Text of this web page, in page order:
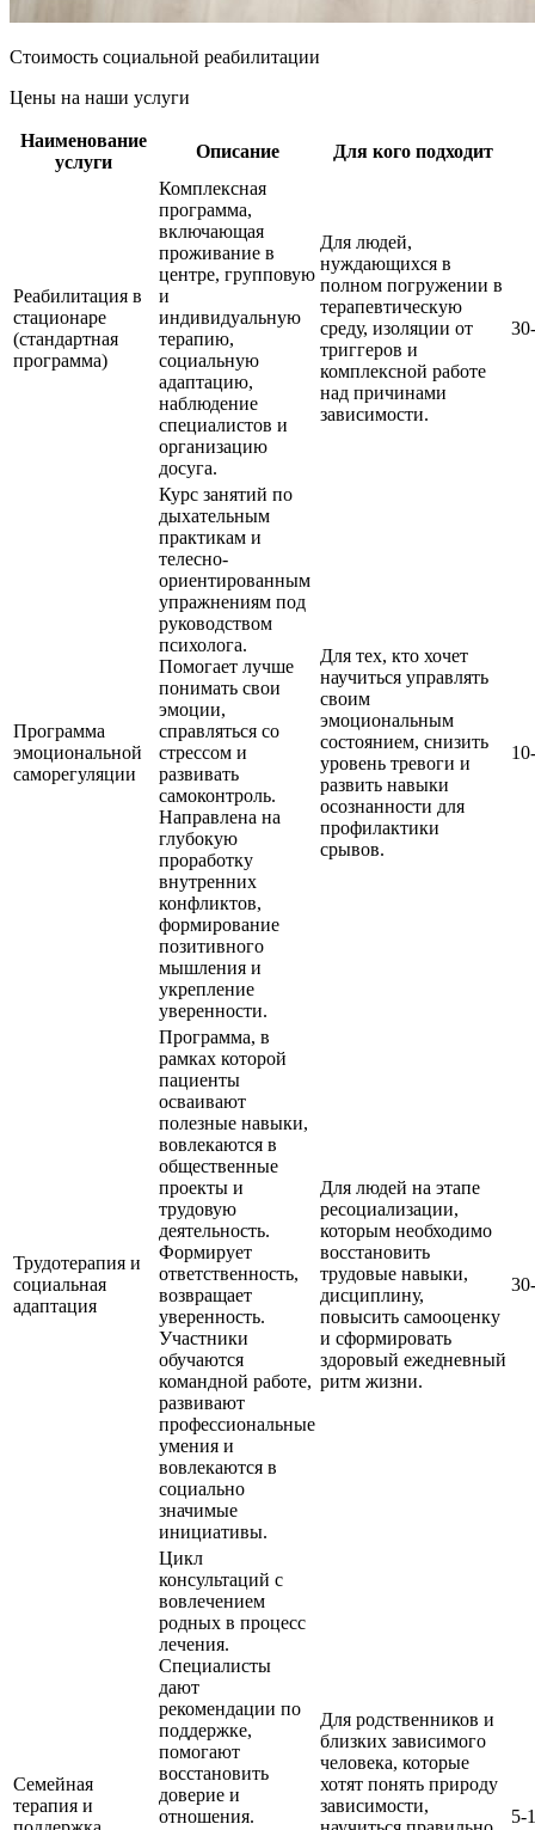
Стоимость социальной реабилитации
Цены на наши услуги
Наименование
услуги
Описание Для кого подходит
Реабилитация в
стационаре
(стандартная
программа)
Комплексная
программа,
включающая
проживание в
центре, групповую
и
индивидуальную
терапию,
социальную
адаптацию,
наблюдение
специалистов и
организацию
досуга.
Для людей,
нуждающихся в
полном погружении в
терапевтическую
среду, изоляции от
триггеров и
комплексной работе
над причинами
зависимости.
Программа
эмоциональной
саморегуляции
Курс занятий по
дыхательным
практикам и
телесно-
ориентированным
упражнениям под
руководством
психолога.
Помогает лучше
понимать свои
эмоции,
справляться со
стрессом и
развивать
самоконтроль.
Направлена на
глубокую
проработку
внутренних
конфликтов,
формирование
позитивного
мышления и
укрепление
уверенности.
Для тех, кто хочет
научиться управлять
своим
эмоциональным
состоянием, снизить
уровень тревоги и
развить навыки
осознанности для
профилактики
срывов.
Трудотерапия и
социальная
адаптация
Программа, в
рамках которой
пациенты
осваивают
полезные навыки,
вовлекаются в
общественные
проекты и
трудовую
деятельность.
Формирует
ответственность,
возвращает
уверенность.
Участники
обучаются
командной работе,
развивают
профессиональные
умения и
вовлекаются в
социально
значимые
инициативы.
Для людей на этапе
ресоциализации,
которым необходимо
восстановить
трудовые навыки,
дисциплину,
повысить самооценку
и сформировать
здоровый ежедневный
ритм жизни.
Семейная
терапия и
Цикл
консультаций с
вовлечением
родных в процесс
лечения.
Специалисты
дают
рекомендации по
поддержке,
помогают
восстановить
доверие и
отношения.
Для родственников и
близких зависимого
человека, которые
хотят понять природу
зависимости,
5-